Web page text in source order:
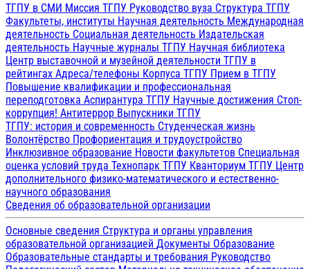
ТГПУ в СМИ Миссия ТГПУ Руководство вуза Структура ТГПУ
Факультеты, институты Научная деятельность Международная
деятельность Социальная деятельность Издательская
деятельность Научные журналы ТГПУ Научная библиотека
Центр выставочной и музейной деятельности ТГПУ в
рейтингах Адреса/телефоны Корпуса ТГПУ Прием в ТГПУ
Повышение квалификации и профессиональная
переподготовка Аспирантура ТГПУ Научные достижения Стоп-
коррупция! Антитеррор Выпускники ТГПУ
ТГПУ: история и современность Студенческая жизнь
Волонтёрство Профориентация и трудоустройство
Инклюзивное образование Новости факультетов Специальная
оценка условий труда Технопарк ТГПУ Кванториум ТГПУ Центр
дополнительного физико-математического и естественно-
научного образования
Сведения об образовательной организации
Основные сведения Структура и органы управления
образовательной организацией Документы Образование
Образовательные стандарты и требования Руководство